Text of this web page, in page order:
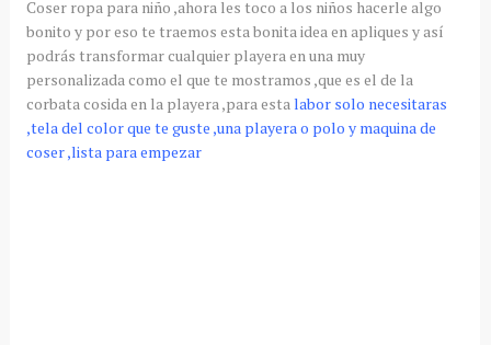
Coser ropa para niño ,ahora les toco a los niños hacerle algo
bonito y por eso te traemos esta bonita idea en apliques yasí
podrás transformar cualquier playera en una muy
personalizada como el que te mostramos ,que es el de la
corbata cosida en la playera ,para estalabor solo necesitaras
,tela del color que te guste ,una playera o polo y maquina de
coser ,lista para empezar